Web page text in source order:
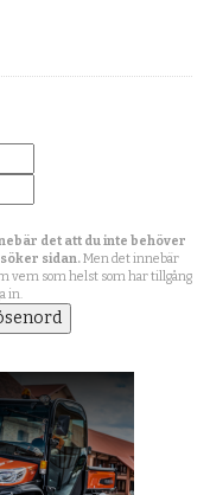
det att du inte behöver
sidan.Men det innebär
vem som helst som har tillgång
in.